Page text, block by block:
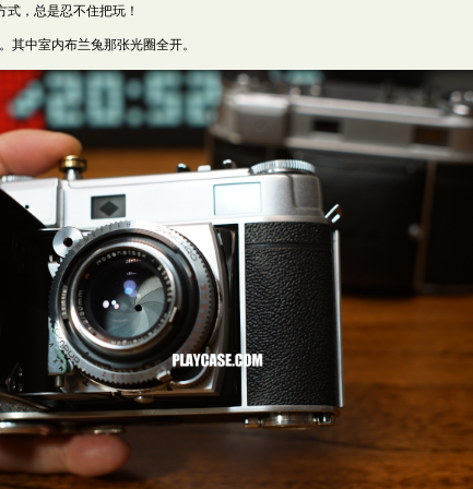
，总是忍不住把玩！
其中室内布兰兔那张光圈全开。